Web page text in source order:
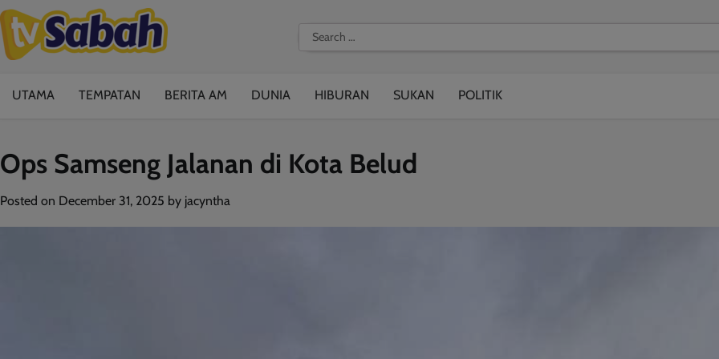
Skip
to
content
Search
for:
UTAMA TEMPATAN BERITA AM DUNIA HIBURAN SUKAN POLITIK
Ops Samseng Jalanan di Kota Belud
Posted on December 31, 2025 by jacyntha